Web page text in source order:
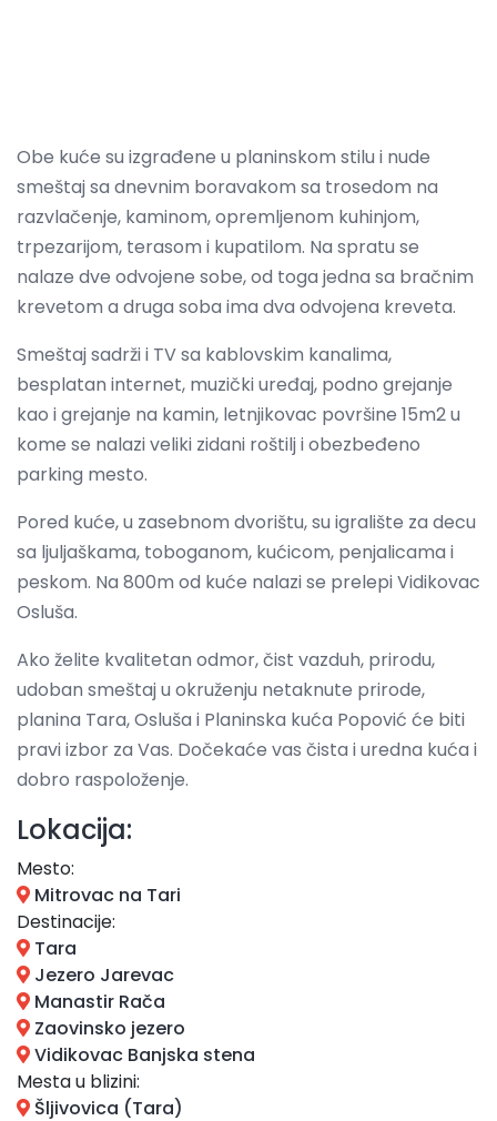
Obe kuće su izgrađene u planinskom stilu i nude
smeštaj sa dnevnim boravakom sa trosedom na
razvlačenje, kaminom, opremljenom kuhinjom,
trpezarijom, terasom i kupatilom. Na spratu se
nalaze dve odvojene sobe, od toga jedna sa bračnim
krevetom a druga soba ima dva odvojena kreveta.
Smeštaj sadrži i TV sa kablovskim kanalima,
besplatan internet, muzički uređaj, podno grejanje
kao i grejanje na kamin, letnjikovac površine 15m2 u
kome se nalazi veliki zidani roštilj i obezbeđeno
parking mesto.
Pored kuće, u zasebnom dvorištu, su igralište za decu
sa ljuljaškama, toboganom, kućicom, penjalicama i
peskom. Na 800m od kuće nalazi se prelepi Vidikovac
Osluša.
Ako želite kvalitetan odmor, čist vazduh, prirodu,
udoban smeštaj u okruženju netaknute prirode,
planina Tara, Osluša i Planinska kuća Popović će biti
pravi izbor za Vas. Dočekaće vas čista i uredna kuća i
dobro raspoloženje.
Lokacija:
Mesto:
Mitrovac na Tari
Destinacije:
Tara
Jezero Jarevac
Manastir Rača
Zaovinsko jezero
Vidikovac Banjska stena
Mesta u blizini:
Šljivovica (Tara)